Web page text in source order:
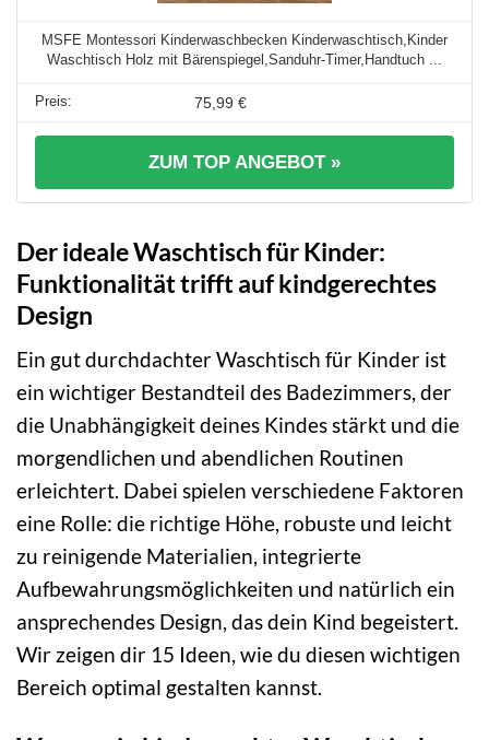
MSFE Montessori Kinderwaschbecken Kinderwaschtisch,Kinder
Waschtisch Holz mit Bärenspiegel,Sanduhr-Timer,Handtuch ...
75,99 €
ZUM TOP ANGEBOT »
Der ideale Waschtisch für Kinder:
Funktionalität trifft auf kindgerechtes
Design
Ein gut durchdachter Waschtisch für Kinder ist
ein wichtiger Bestandteil des Badezimmers, der
die Unabhängigkeit deines Kindes stärkt und die
morgendlichen und abendlichen Routinen
erleichtert. Dabei spielen verschiedene Faktoren
eine Rolle: die richtige Höhe, robuste und leicht
zu reinigende Materialien, integrierte
Aufbewahrungsmöglichkeiten und natürlich ein
ansprechendes Design, das dein Kind begeistert.
Wir zeigen dir 15 Ideen, wie du diesen wichtigen
Bereich optimal gestalten kannst.